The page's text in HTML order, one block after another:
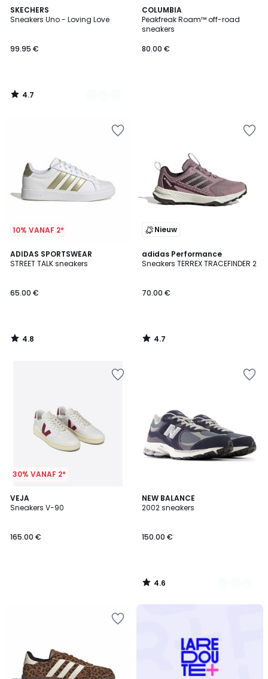
SKECHERS
Sneakers Uno - Loving Love
99.95 €
4.7
/ 5
3
Kleuren
4.7
/
COLUMBIA
Peakfreak Roam™ off-road
sneakers
80.00 €
10% VANAF 2*
ADIDAS SPORTSWEAR
STREET TALK sneakers
65.00 €
4.8
/ 5
4.8
/
Nieuw
adidas Performance
Sneakers TERREX TRACEFINDER 2
70.00 €
4.7
/ 5
4.7
/
30% VANAF 2*
VEJA
Sneakers V-90
165.00 €
NEW BALANCE
2002 sneakers
150.00 €
4.6
/ 5
3
Kleuren
4.6
/